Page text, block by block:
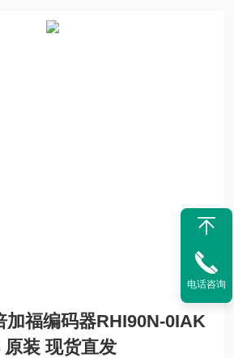
加福编码器RHI90N-0IAK
原装 现货直发
电话咨询